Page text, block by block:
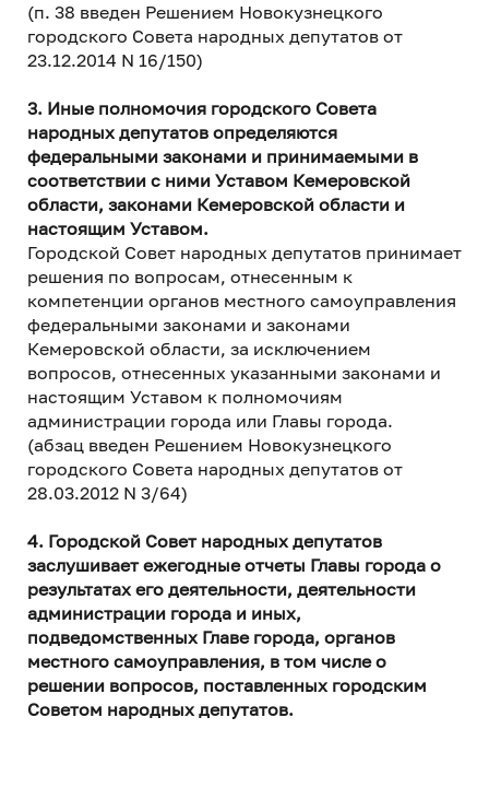
(п. 38 введен Решением Новокузнецкого
городского Совета народных депутатов от
23.12.2014 N 16/150)
3. Иные полномочия городского Совета
народных депутатов определяются
федеральными законами и принимаемыми в
соответствии с ними Уставом Кемеровской
области, законами Кемеровской области и
настоящим Уставом.
Городской Совет народных депутатов принимает
решения по вопросам, отнесенным к
компетенции органов местного самоуправления
федеральными законами и законами
Кемеровской области, за исключением
вопросов, отнесенных указанными законами и
настоящим Уставом к полномочиям
администрации города или Главы города.
(абзац введен Решением Новокузнецкого
городского Совета народных депутатов от
28.03.2012 N 3/64)
4. Городской Совет народных депутатов
заслушивает ежегодные отчеты Главы города о
результатах его деятельности, деятельности
администрации города и иных,
подведомственных Главе города, органов
местного самоуправления, в том числе о
решении вопросов, поставленных городским
Советом народных депутатов.